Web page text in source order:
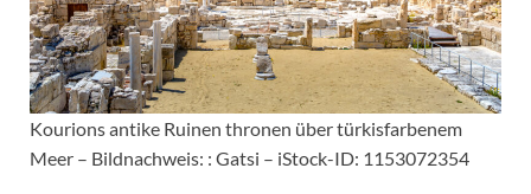
Kourions antike Ruinen thronen über türkisfarbenem
Meer – Bildnachweis: : Gatsi – iStock-ID: 1153072354